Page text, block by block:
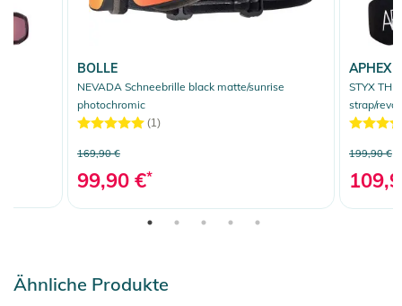
BOLLE
NEVADA Schneebrille black matte/sunrise
photochromic
(1)
169,90 €
99,90 €*
APHEX
STYX
strap/revo
199,90 €
Ähnliche Produkte